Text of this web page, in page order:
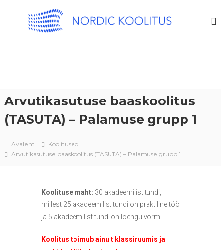
Arvutikasutuse baaskoolitus
(TASUTA) – Palamuse grupp 1
Avaleht
Koolitused
Arvutikasutuse baaskoolitus (TASUTA) – Palamuse grupp 1
Koolituse maht: 30 akadeemilist tundi,
millest 25 akadeemilist tundi on praktiline töö
ja 5 akadeemilist tundi on loengu vorm.
Koolitus toimub ainult klassiruumis ja